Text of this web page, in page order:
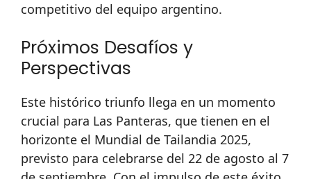
competitivo del equipo argentino.
Próximos Desafíos y
Perspectivas
Este histórico triunfo llega en un momento
crucial para Las Panteras, que tienen en el
horizonte el Mundial de Tailandia 2025,
previsto para celebrarse del 22 de agosto al 7